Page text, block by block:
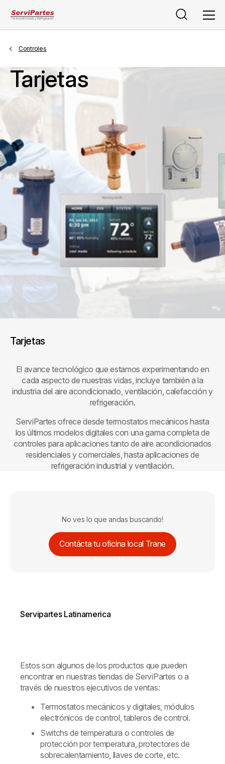
Buscar
Controles
Tarjetas
Tarjetas
El avance tecnológico que estamos experimentando en
cada aspecto de nuestras vidas, incluye también a la
industria del aire acondicionado, ventilación, calefacción y
refrigeración.
ServiPartes ofrece desde termostatos mecánicos hasta
los últimos modelos digitales con una gama completa de
controles para aplicaciones tanto de aire acondicionados
residenciales y comerciales, hasta aplicaciones de
refrigeración industrial y ventilación.
No ves lo que andas buscando!
Contácta tu oficina local Trane
Servipartes Latinamerica
Estos son algunos de los productos que pueden
encontrar en nuestras tiendas de ServiPartes o a
través de nuestros ejecutivos de ventas:
Termostatos mecánicos y digitales, módulos
electrónicos de control, tableros de control.
Switchs de temperatura o controles de
protección por temperatura, protectores de
sobrecalentamiento, llaves de corte, etc.